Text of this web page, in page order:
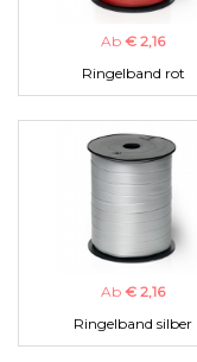
Ab € 2,16
Ringelband rot
Ab € 2,16
Ringelband silber